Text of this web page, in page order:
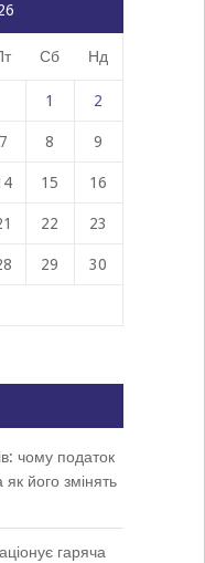
Сб Нд
1 2
7 8 9
15 16
22 23
29 30
чому податок
його змінять
гаряча